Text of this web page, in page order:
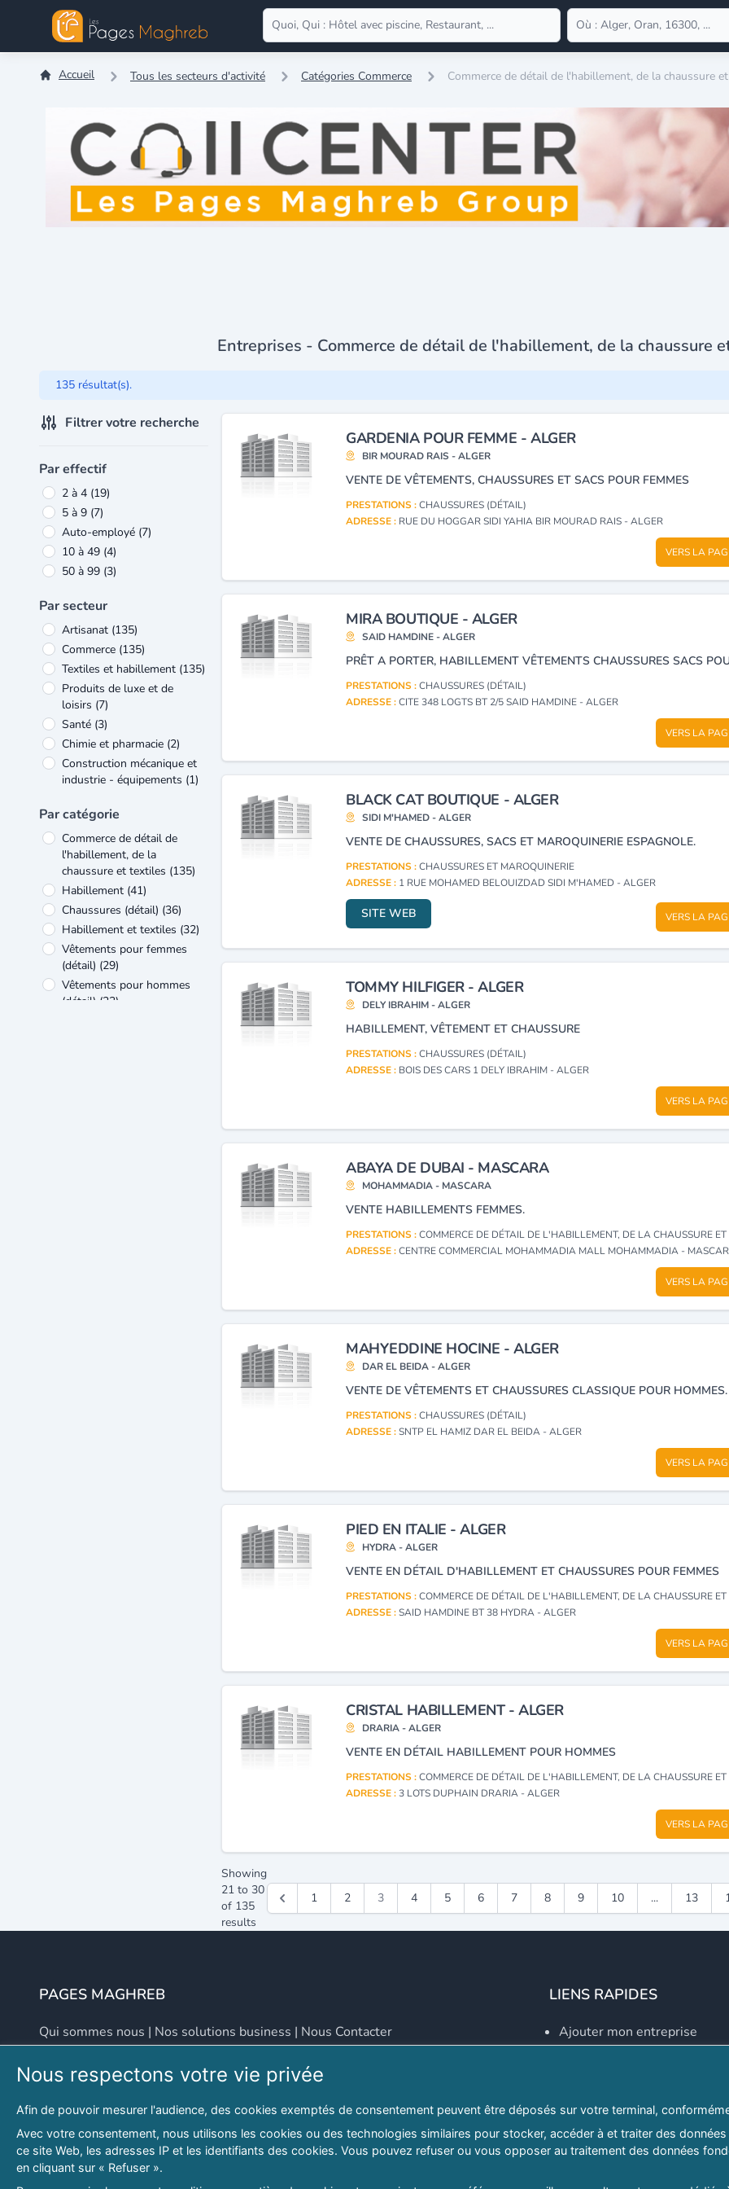
Accueil Tous les secteurs d'activité Catégories Commerce Commerce de détail de l'habillement, de la chaussure
Entreprises - Commerce de détail de l'habillement, de la chaussure
135 résultat(s).
Filtrer votre recherche
Par effectif
2 à 4 (19)
5 à 9 (7)
Auto-employé (7)
10 à 49 (4)
50 à 99 (3)
Par secteur
Artisanat (135)
Commerce (135)
Textiles et habillement (135)
Produits de luxe et de
loisirs (7)
Santé (3)
Chimie et pharmacie (2)
Construction mécanique et
industrie - équipements (1)
électronique
Imprimerie et édition(1)
Informatique (1)
Par catégorie
Commerce de détail de
l'habillement, de la
chaussure et textiles (135)
Habillement (41)
Chaussures (détail) (36)
Habillement et textiles (32)
Vêtements pour femmes
(détail) (29)
Vêtements pour hommes
(détail) (23)
GARDENIA POUR FEMME - ALGER
BIR MOURAD RAIS - ALGER
VENTE DE VÊTEMENTS, CHAUSSURES ET SACS POUR FEMMES
PRESTATIONS :CHAUSSURES (DÉTAIL)
ADRESSE : RUE DU HOGGAR SIDI YAHIA BIR MOURAD RAIS - ALGER
VERS LA
MIRA BOUTIQUE - ALGER
SAID HAMDINE - ALGER
PRESTATIONS :CHAUSSURES (DÉTAIL)
ADRESSE :CITE 348 LOGTS BT 2/5 SAID HAMDINE - ALGER
VERS LA
BLACK CAT BOUTIQUE - ALGER
SIDI M'HAMED - ALGER
VENTE DE CHAUSSURES, SACS ET MAROQUINERIE ESPAGNOLE.
PRESTATIONS :CHAUSSURES ET MAROQUINERIE
ADRESSE : 1 RUE MOHAMED BELOUIZDAD SIDI M'HAMED - ALGER
SITE WEB VERS LA
TOMMY HILFIGER - ALGER
DELY IBRAHIM - ALGER
HABILLEMENT, VÊTEMENT ET CHAUSSURE
PRESTATIONS :CHAUSSURES (DÉTAIL)
ADRESSE : BOIS DES CARS 1 DELY IBRAHIM - ALGER
VERS LA
ABAYA DE DUBAI - MASCARA
MOHAMMADIA - MASCARA
VENTE HABILLEMENTS FEMMES.
PRESTATIONS :COMMERCE DE DÉTAIL DE L'HABILLEMENT, DE LA CHAUSSURE ET
ADRESSE :CENTRE COMMERCIAL MOHAMMADIA MALL MOHAMMADIA -
VERS LA
MAHYEDDINE HOCINE - ALGER
DAR EL BEIDA - ALGER
VENTE DE VÊTEMENTS ET CHAUSSURES CLASSIQUE POUR HOMMES.
PRESTATIONS :CHAUSSURES (DÉTAIL)
ADRESSE :SNTP EL HAMIZ DAR EL BEIDA - ALGER
VERS LA
PIED EN ITALIE - ALGER
HYDRA - ALGER
VENTE EN DÉTAIL D'HABILLEMENT ET CHAUSSURES POUR FEMMES
PRESTATIONS :COMMERCE DE DÉTAIL DE L'HABILLEMENT, DE LA CHAUSSURE ET
ADRESSE :SAID HAMDINE BT 38 HYDRA - ALGER
VERS LA
CRISTAL HABILLEMENT - ALGER
DRARIA - ALGER
VENTE EN DÉTAIL HABILLEMENT POUR HOMMES
PRESTATIONS :COMMERCE DE DÉTAIL DE L'HABILLEMENT, DE LA CHAUSSURE ET
ADRESSE :3 LOTS DUPHAIN DRARIA - ALGER
VERS LA
Showing
21 to 30
of 135
results
1 2 3 4 5 6 7 8 9 10 ... 13
PAGES MAGHREB
Qui sommes nous | Nos solutions business | Nous Contacter
Adresse
46 LOT. PETITE PROVENCE SIDI YAHIA
Hydra, Alger (16), Algérie
Email
contact@lespagesmaghreb.com
LIENS RAPIDES
Ajouter mon entreprise
Explorer par secteurs
Explorer par willayas
Le Guide D'Alger, guide-
Nous respectons votre vie privée
Afin de pouvoir mesurer l'audience, des cookies exemptés de consentement peuvent être déposés sur votre terminal,
Avec votre consentement, nous utilisons les cookies ou des technologies similaires pour stocker, accéder à et traiter des
ce site Web, les adresses IP et les identifiants des cookies. Vous pouvez refuser ou vous opposer au traitement des données
en cliquant sur « Refuser ».